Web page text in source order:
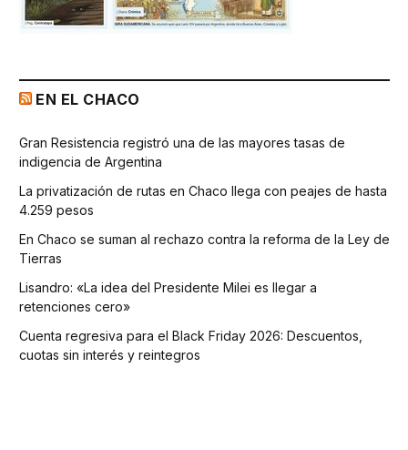
EN EL CHACO
Gran Resistencia registró una de las mayores tasas de
indigencia de Argentina
La privatización de rutas en Chaco llega con peajes de hasta
4.259 pesos
En Chaco se suman al rechazo contra la reforma de la Ley de
Tierras
Lisandro: «La idea del Presidente Milei es llegar a
retenciones cero»
Cuenta regresiva para el Black Friday 2026: Descuentos,
cuotas sin interés y reintegros